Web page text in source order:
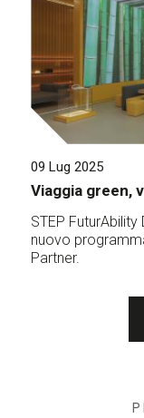
09 Lug 2025
Viaggia green,
STEP
nuovo
Partner.